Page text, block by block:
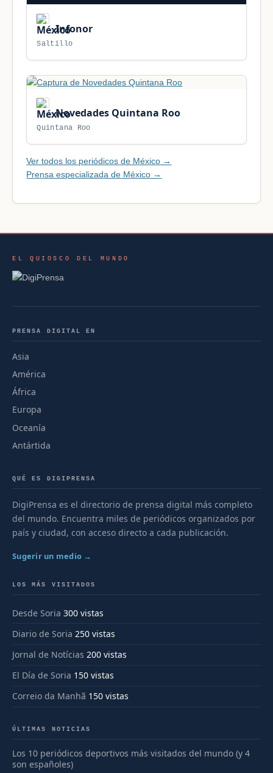
Infonor
Saltillo
Novedades Quintana Roo
Quintana Roo
Ver todos los periódicos de México →
Prensa especializada de México →
EL QUIOSCO DEL MUNDO
PRENSA DIGITAL EN
Asia
América
África
Europa
Oceanía
Antártida
QUÉ ES DIGIPRENSA
DigiPrensa es el directorio de prensa digital más completo
del mundo. Encuentra miles de periódicos organizados por
país y ciudad, con acceso directo a cada publicación.
Sugerir un medio →
LOS MÁS VISITADOS
Desde Soria 300 vistas
Diario de Soria 250 vistas
Jornal de Notícias 200 vistas
El Día de Soria 150 vistas
Correio da Manhã 150 vistas
ÚLTIMAS NOTICIAS
Los 10 periódicos deportivos más visitados del mundo (y 4
son españoles)